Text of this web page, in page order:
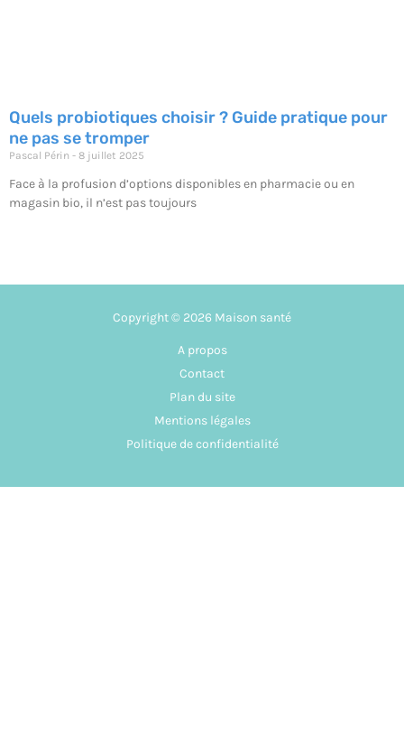
Quels probiotiques choisir ? Guide pratique pour
ne pas se tromper
Pascal Périn 8 juillet 2025
Face à la profusion d’options disponibles en pharmacie ou en
magasin bio, il n’est pas toujours
Copyright © 2026 Maison santé
A propos
Contact
Plan du site
Mentions légales
Politique de confidentialité